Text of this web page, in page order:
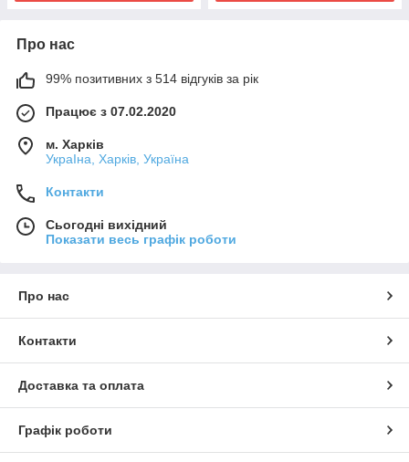
Про нас
99% позитивних з 514 відгуків за рік
Працює з 07.02.2020
м. Харків
УкраІна, Харків, Україна
Контакти
Сьогодні вихідний
Показати весь графік роботи
Про нас
Контакти
Доставка та оплата
Графік роботи